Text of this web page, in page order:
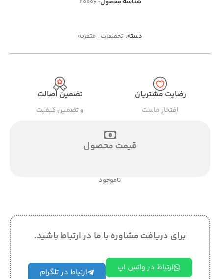
شناسه محصول: 40006
دسته: تخفیفات , متفرقه
رضایت مشتریان
افتخار ماست
تضمین اصالت
و تضمین کیفیت
قیمت محصول
ناموجود
برای دریافت مشاوره با ما در ارتباط باشید.
ارتباط در واتس اپ ارتباط در تلگرام